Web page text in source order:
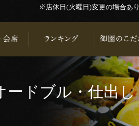
※店休日(火曜日)変更の場合あ
ドブル・仕出